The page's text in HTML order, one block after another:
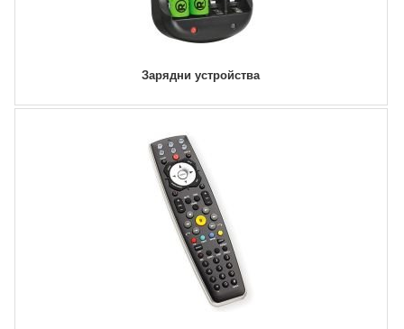
Зарядни устройства